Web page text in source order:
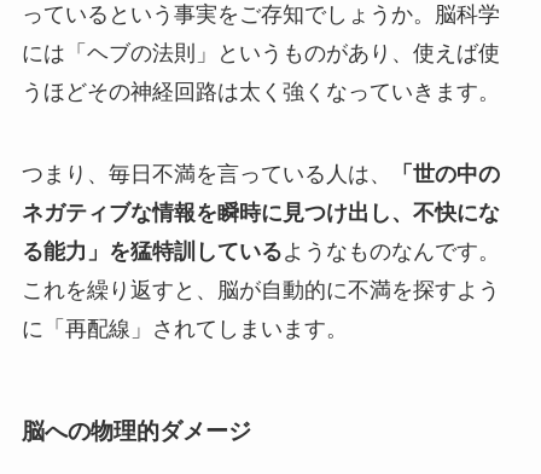
っているという事実をご存知でしょうか。脳科学
には「ヘブの法則」というものがあり、使えば使
うほどその神経回路は太く強くなっていきます。
つまり、毎日不満を言っている人は、
「世の中の
ネガティブな情報を瞬時に見つけ出し、不快にな
る能力」を猛特訓しているようなものなんです。
これを繰り返すと、脳が自動的に不満を探すよう
に「再配線」されてしまいます。
脳への物理的ダメージ